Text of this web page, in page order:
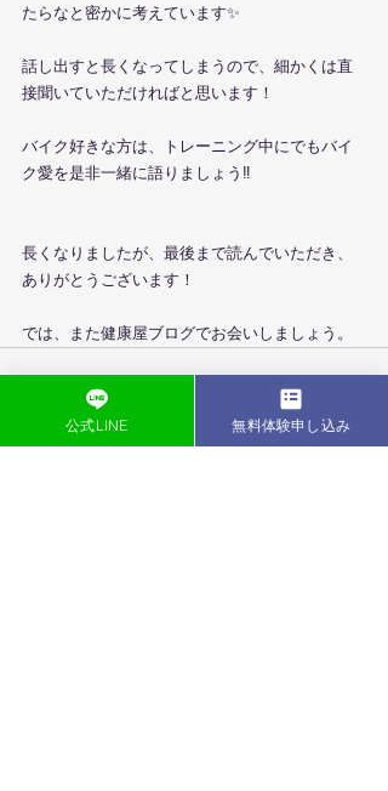
たらなと密かに考えています✨
話し出すと長くなってしまうので、細かくは直
接聞いていただければと思います！
バイク好きな方は、トレーニング中にでもバイ
ク愛を是非一緒に語りましょう‼︎
長くなりましたが、最後まで読んでいただき、
ありがとうございます！
では、また健康屋ブログでお会いしましょう。
公式LINE 無料体験申し込み